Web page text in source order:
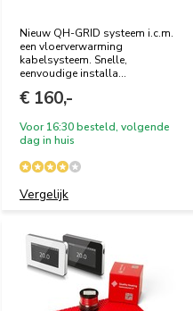
Nieuw QH-GRID systeem i.c.m.
een vloerverwarming
kabelsysteem. Snelle,
eenvoudige installa...
€ 160,-
Voor 16:30 besteld, volgende
dag in huis
Vergelijk